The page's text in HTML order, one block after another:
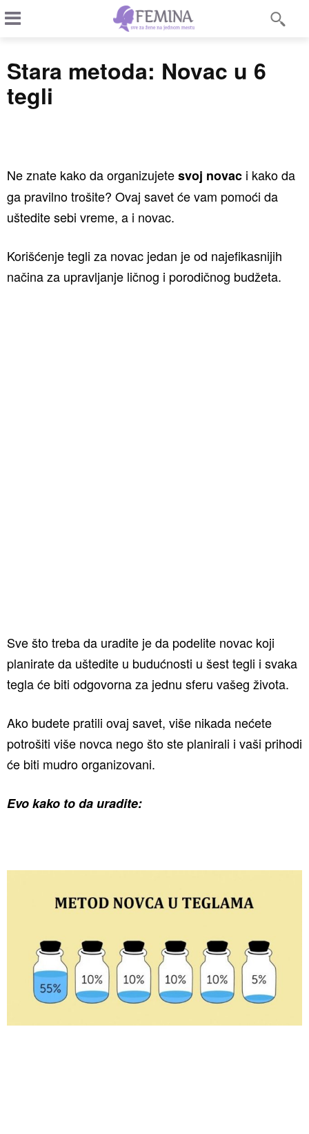
Stara metoda: Novac u 6
tegli
Ne znate kako da organizujetesvoj novac i kako da
ga pravilno trošite? Ovaj savet će vam pomoći da
uštedite sebi vreme, a i novac.
Korišćenje tegli za novac jedan je od najefikasnijih
načina za upravljanje ličnog i porodičnog budžeta.
Sve što treba da uradite je da podelite novac koji
planirate da uštedite u budućnosti u šest tegli i svaka
tegla će biti odgovorna za jednu sferu vašeg života.
Ako budete pratili ovaj savet, više nikada nećete
potrošiti više novca nego što ste planirali i vaši prihodi
će biti mudro organizovani.
Evo kako to da uradite: